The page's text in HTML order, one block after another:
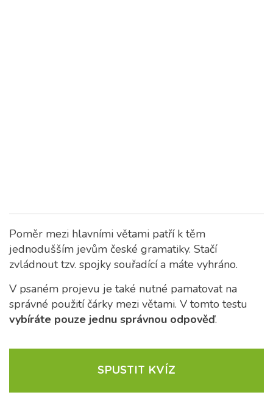
Poměr mezi hlavními větami patří k těm
jednodušším jevům české gramatiky. Stačí
zvládnout tzv. spojky souřadící a máte vyhráno.
V psaném projevu je také nutné pamatovat na
správné použití čárky mezi větami. V tomto testu
vybíráte pouze jednu správnou odpověď.
SPUSTIT KVÍZ